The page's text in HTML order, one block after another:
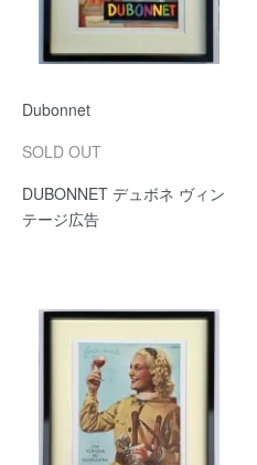
Dubonnet
SOLD OUT
DUBONNET デュボネ ヴィン
テージ広告